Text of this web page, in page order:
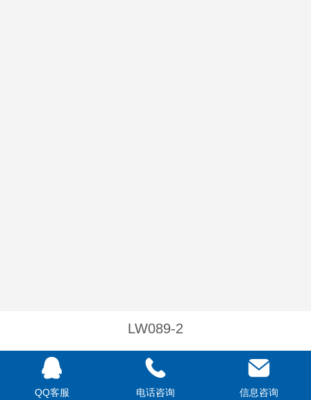
LW089-2
详细说明
QQ客服 电话咨询 信息咨询